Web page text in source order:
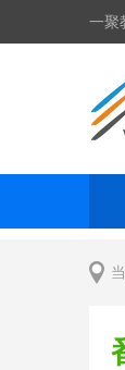
一聚